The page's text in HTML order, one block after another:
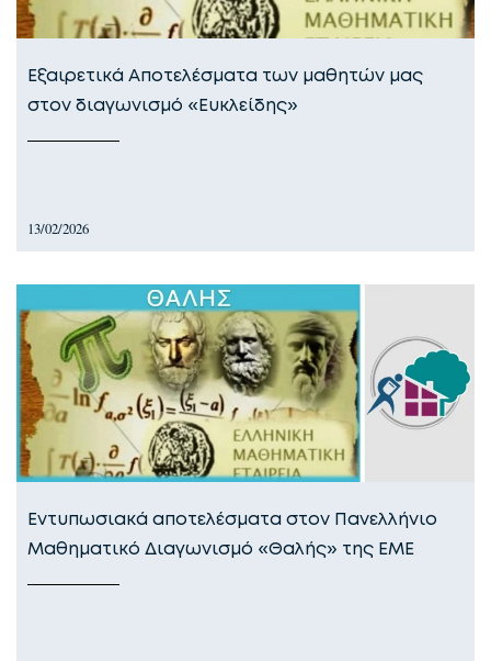
Εξαιρετικά Αποτελέσματα των μαθητών μας
στον διαγωνισμό «Ευκλείδης»
13/02/2026
Εντυπωσιακά αποτελέσματα στον Πανελλήνιο
Μαθηματικό Διαγωνισμό «Θαλής» της ΕΜΕ